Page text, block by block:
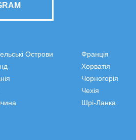
Острови
Франція
Хорватія
Чорногорія
Чехія
Шрі-Ланка